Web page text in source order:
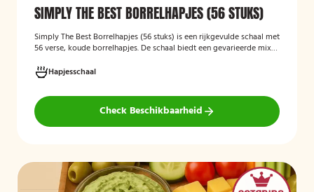
SIMPLY THE BEST BORRELHAPJES (56 STUKS)
Simply The Best Borrelhapjes (56 stuks) is een rijkgevulde schaal met
56 verse, koude borrelhapjes. De schaal biedt een gevarieerde mix
recepties en andere bijeenkomsten. De hapjes worden kant-en-klaar
geleverd, zodat u zonder voorbereiding uw gasten kunt trakteren op
een smakelijke en verzorgde borrelplank.
Hapjesschaal
Check Beschikbaarheid